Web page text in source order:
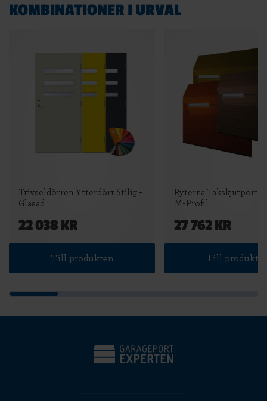
KOMBINATIONER I URVAL
Trivseldörren Ytterdörr Stilig -
Glasad
22 038 KR
Till produkten
Ryterna Takskjutport
M-Profil
27 762 KR
Till